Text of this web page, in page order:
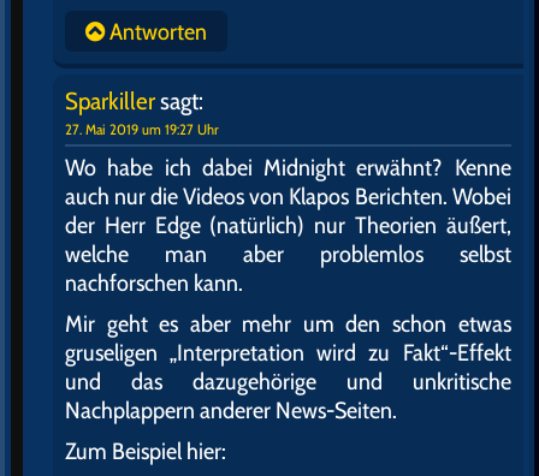
Antworten
Sparkillersagt:
27. Mai 2019 um 19:27 Uhr
Wo habe ich dabei Midnight erwähnt? Kenne
auch nur die Videos von Klapos Berichten. Wobei
der Herr Edge (natürlich) nur Theorien äußert,
welche man aber problemlos selbst
nachforschen kann.
Mir geht es aber mehr um den schon etwas
gruseligen „Interpretation wird zu Fakt“-Effekt
und das dazugehörige und unkritische
Nachplappern anderer News-Seiten.
Zum Beispiel hier: